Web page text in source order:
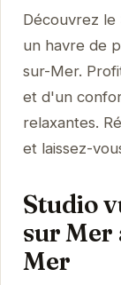
Découvrez le
un havre de
sur-Mer.
et d'un
relaxantes.
et laissez-
Studio
sur Mer
Mer